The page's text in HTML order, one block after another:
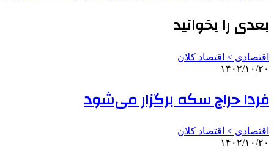
بعدی را بخوانید
اقتصادی > اقتصاد کلان
۱۴۰۲/۱۰/۲۰
فردا حراج سکه برگزار می‌شود
اقتصادی > اقتصاد کلان
۱۴۰۲/۱۰/۲۰